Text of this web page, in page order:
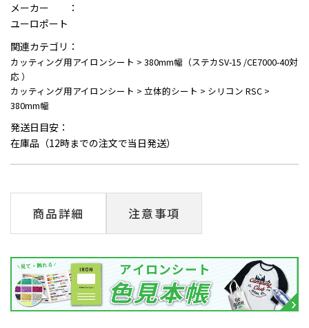
メーカー ：
ユーロポート
関連カテゴリ：
カッティング用アイロンシート > 380mm幅（ステカSV-15 /CE7000-40対
応 ）
カッティング用アイロンシート > 立体的シート > シリコン RSC >
380mm幅
発送日目安：
在庫品（12時までの注文で当日発送）
商品詳細 注意事項